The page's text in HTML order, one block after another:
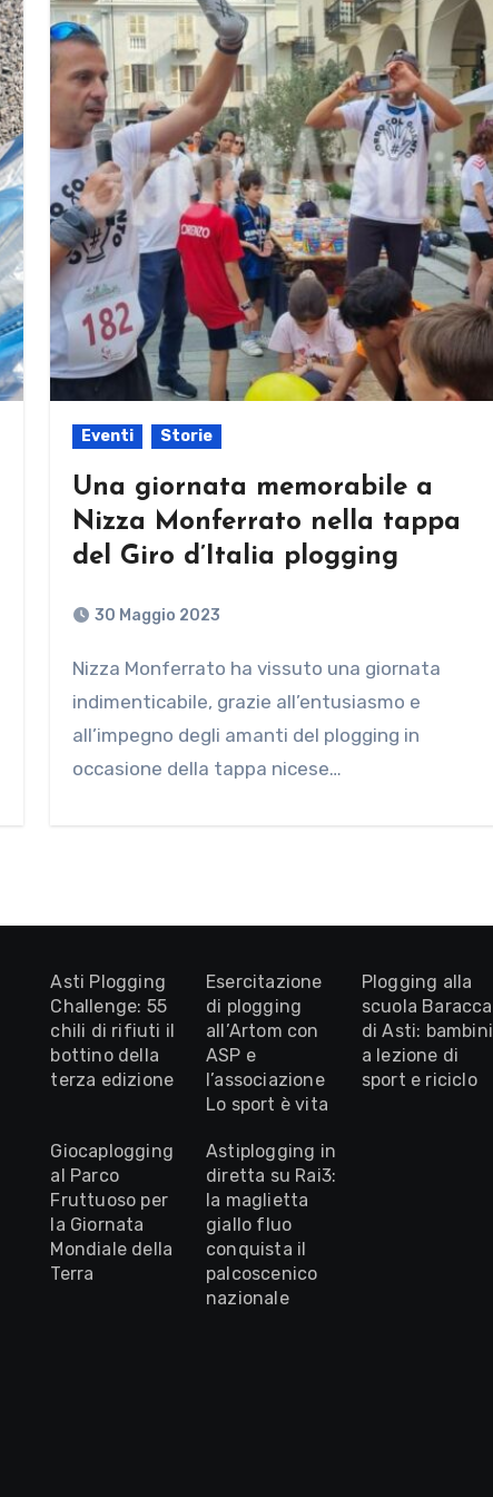
Eventi Storie
Una giornata memorabile a
Nizza Monferrato nella tappa
del Giro d’Italia plogging
30 Maggio 2023
Nizza Monferrato ha vissuto una giornata
indimenticabile, grazie all’entusiasmo e
all’impegno degli amanti del plogging in
occasione della tappa nicese…
Asti Plogging
Challenge: 55
chili di rifiuti il
bottino della
terza edizione
Esercitazione
di plogging
all’Artom con
ASP e
l’associazione
Lo sport è vita
Plogging alla
scuola Baracca
di Asti: bambini
a lezione di
sport e riciclo
Giocaplogging
al Parco
Fruttuoso per
la Giornata
Mondiale della
Terra
Astiplogging in
diretta su Rai3:
la maglietta
giallo fluo
conquista il
palcoscenico
nazionale